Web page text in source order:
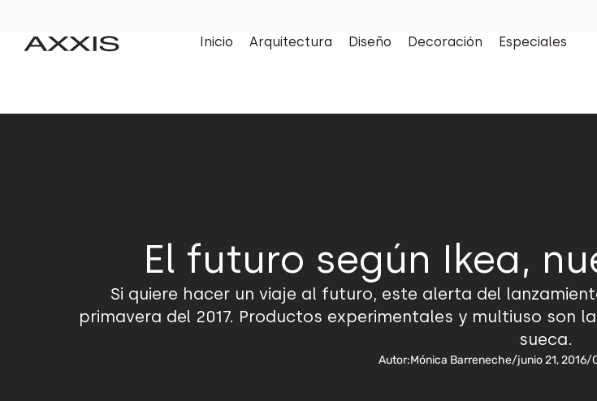
Inicio Arquitectura Diseño Decoración Especiales
El futuro según Ikea,
Si quiere hacer un viaje al futuro, este alerta del
primavera del 2017. Productos experimentales y multiuso
sueca.
Autor:Mónica Barreneche/junio 21, 2016/